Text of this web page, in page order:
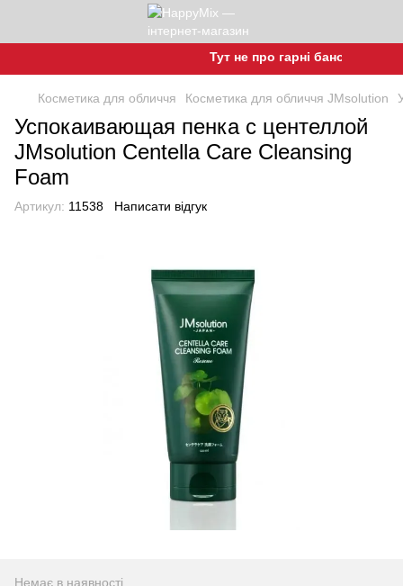
Тут не про гарні баночки, а про
Косметика для обличчя Косметика для обличчя JMsolution
Успокаивающая пенка с центеллой
JMsolution Centella Care Cleansing
Foam
Артикул: 11538 Написати відгук
Немає в наявності